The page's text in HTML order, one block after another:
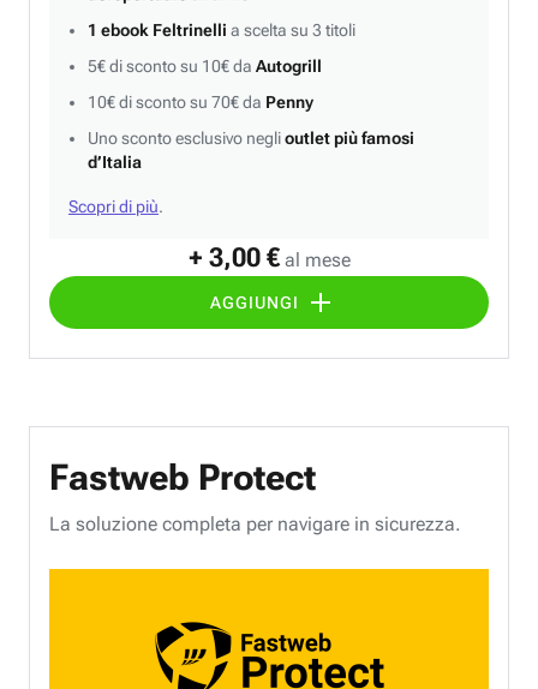
+ 3,00 € al mese
AGGIUNGI
1 ebook Feltrinelli a scelta su 3 titoli
5€ di sconto su 10€ da Autogrill
10€ di sconto su 70€ da Penny
Uno sconto esclusivo neglioutlet più famosi
d’Italia
Scopri di più.
Fastweb Protect
La soluzione completa per navigare in sicurezza.